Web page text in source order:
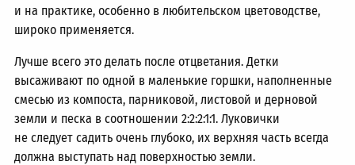
и на практике, особенно в любительском цветоводстве,
широко применяется.
Лучше всего это делать после отцветания. Детки
высаживают по одной в маленькие горшки, наполненные
смесью из компоста, парниковой, листовой и дерновой
земли и песка в соотношении 2:2:2:1:1. Луковички
не следует садить очень глубоко, их верхняя часть всегда
должна выступать над поверхностью земли.